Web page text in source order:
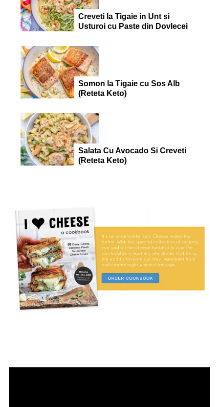
Creveti la Tigaie in Unt si
Usturoi cu Paste din Dovlecei
Somon la Tigaie cu Sos Alb
(Reteta Keto)
Salata Cu Avocado Si Creveti
(Reteta Keto)